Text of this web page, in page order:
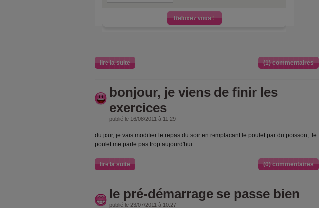
lire la suite (1) commentaires
bonjour, je viens de finir les
exercices
publié le 16/08/2011 à 11:29
du jour, je vais modifier le repas du soir en remplacant le poulet par du poisson, le
poulet me parle pas trop aujourd'hui
lire la suite (0) commentaires
le pré-démarrage se passe bien
publié le 23/07/2011 à 10:27